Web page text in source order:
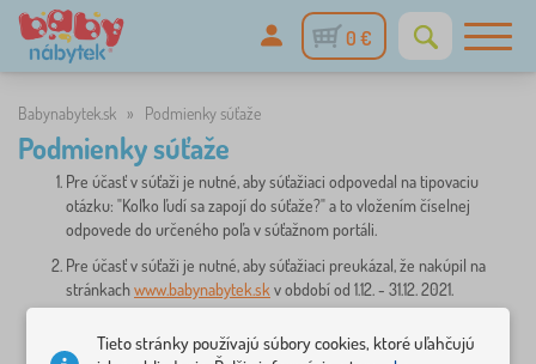
0 €
Babynabytek.sk » Podmienky súťaže
Podmienky súťaže
Pre účasť v súťaži je nutné, aby súťažiaci odpovedal na tipovaciu
otázku: "Koľko ľudí sa zapojí do súťaže?" a to vložením číselnej
odpovede do určeného poľa v súťažnom portáli.
Pre účasť v súťaži je nutné, aby súťažiaci preukázal, že nakúpil na
stránkachwww.babynabytek.sk v období od 1.12. - 31.12. 2021.
shopu naFacebookuaInstagramu.
Tieto stránky používajú súbory cookies, ktoré uľahčujú